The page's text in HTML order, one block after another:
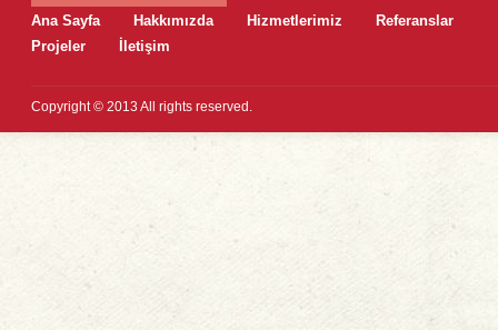
Ana Sayfa
Hakkımızda Hizmetlerimiz
Referanslar
Projeler
İletişim
Copyright © 2013 All rights reserved.